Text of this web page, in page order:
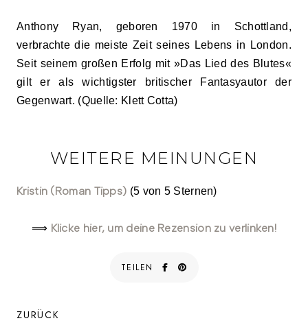
Anthony Ryan, geboren 1970 in Schottland,
verbrachte die meiste Zeit seines Lebens in London.
Seit seinem großen Erfolg mit »Das Lied des Blutes«
gilt er als wichtigster britischer Fantasyautor der
Gegenwart. (Quelle: Klett Cotta)
WEITERE MEINUNGEN
Kristin (Roman Tipps) (5 von 5 Sternen)
⟹ Klicke hier, um deine Rezension zu verlinken!
TEILEN
ZURÜCK